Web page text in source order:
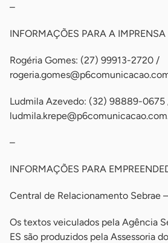
–
INFORMAÇÕES PARA A IMPRENSA
Rogéria Gomes: (27) 99913-2720 /
Ludmila Azevedo: (32) 98889-0675
–
INFORMAÇÕES PARA
Central de Relacionamento Sebrae
Os textos veiculados pela Agência
ES são produzidos pela Assessoria